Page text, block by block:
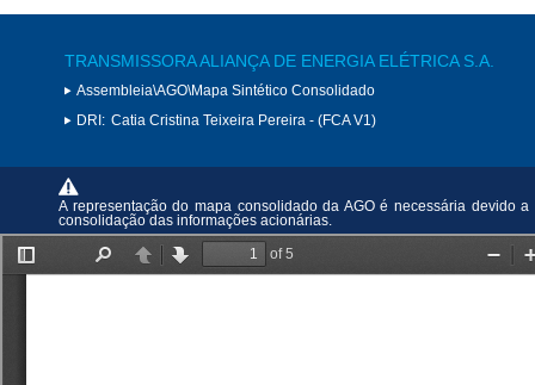
TRANSMISSORA ALIANÇA DE ENERGIA ELÉTRICA S.A.
Assembleia\AGO\Mapa Sintético Consolidado
DRI: Catia Cristina Teixeira Pereira - (FCA V1)
A representação do mapa consolidado da AGO é necessária devido
consolidação das informações acionárias.